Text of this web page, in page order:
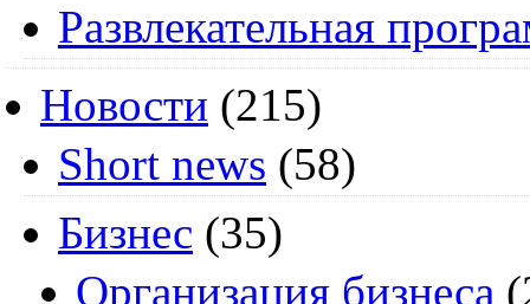
Развлекательная
Новости (215)
Short news (58)
Бизнес (35)
Организация бизнеса